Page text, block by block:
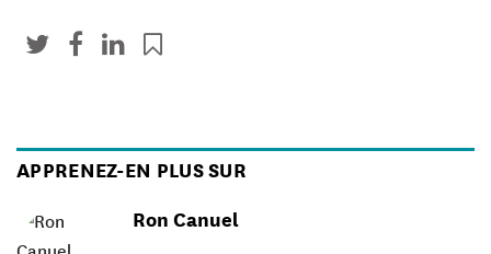
APPRENEZ-EN PLUS SUR
Ron Canuel